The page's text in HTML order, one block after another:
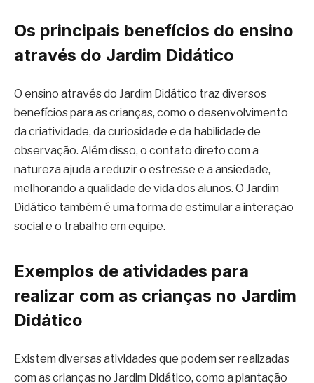
Os principais benefícios do ensino
através do Jardim Didático
O ensino através do Jardim Didático traz diversos
benefícios para as crianças, como o desenvolvimento
da criatividade, da curiosidade e da habilidade de
observação. Além disso, o contato direto com a
natureza ajuda a reduzir o estresse e a ansiedade,
melhorando a qualidade de vida dos alunos. O Jardim
Didático também é uma forma de estimular a interação
social e o trabalho em equipe.
Exemplos de atividades para
realizar com as crianças no Jardim
Didático
Existem diversas atividades que podem ser realizadas
com as crianças no Jardim Didático, como a plantação